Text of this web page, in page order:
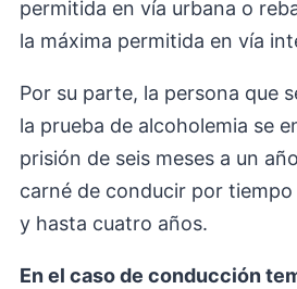
permitida en vía urbana o
la máxima permitida en vía
Por su parte, la persona que
la prueba de alcoholemia se
prisión de seis meses a un
carné de conducir por
y hasta cuatro años.
En el caso de conducción